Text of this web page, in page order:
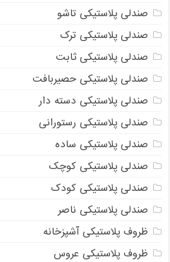
صندلی پلاستیکی تاشو
صندلی پلاستیکی ترک
صندلی پلاستیکی ثابت
صندلی پلاستیکی حصیربافت
صندلی پلاستیکی دسته دار
صندلی پلاستیکی رستورانی
صندلی پلاستیکی ساده
صندلی پلاستیکی کوچک
صندلی پلاستیکی کودک
صندلی پلاستیکی ناصر
ظروف پلاستیکی آشپزخانه
ظروف پلاستیکی عروس